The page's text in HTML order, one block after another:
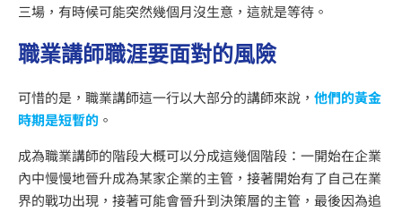
三場，有時候可能突然幾個月沒生意，這就是等待。
職業講師職涯要面對的風險
可惜的是，職業講師這一行以大部分的講師來說， 他們的黃金
時期是短暫的 。
成為職業講師的階段大概可以分成這幾個階段：一開始在企業
內中慢慢地晉升成為某家企業的主管，接著開始有了自己在業
界的戰功出現，接著可能會晉升到決策層的主管，最後因為追